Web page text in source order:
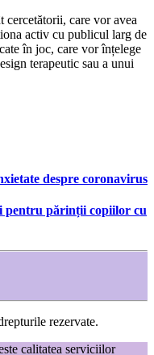
cercetătorii, care vor avea
activ cu publicul larg de
în joc, care vor înțelege
terapeutic sau a unui
despre coronavirus
pentru părinții copiilor cu
rezervate.
calitatea serviciilor